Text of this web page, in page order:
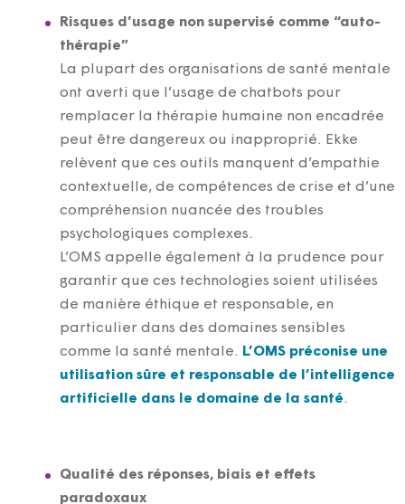
Risques d’usage non supervisé comme “auto-
thérapie”
La plupart des organisations de santé mentale
ont averti que l’usage de chatbots pour
remplacer la thérapie humaine non encadrée
peut être dangereux ou inapproprié. Ekke
relèvent que ces outils manquent d’empathie
contextuelle, de compétences de crise et d’une
compréhension nuancée des troubles
psychologiques complexes.
L’OMS appelle également à la prudence pour
garantir que ces technologies soient utilisées
de manière éthique et responsable, en
particulier dans des domaines sensibles
comme la santé mentale. L’OMS préconise une
utilisation sûre et responsable de l’intelligence
artificielle dans le domaine de la santé.
Qualité des réponses, biais et effets
paradoxaux